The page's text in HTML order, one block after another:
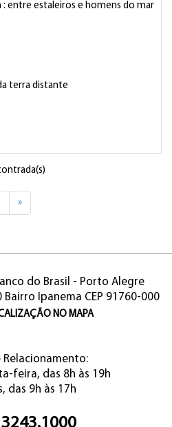
: entre estaleiros e homens do mar
terra distante
»
do Brasil - Porto Alegre
Bairro Ipanema CEP 91760-000
NO MAPA
Relacionamento:
feira, das 8h às 19h
das 9h às 17h